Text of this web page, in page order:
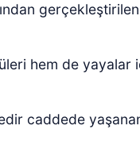
hem de yayalar
caddede